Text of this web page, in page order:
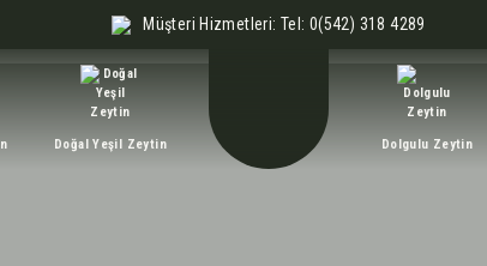
Müşteri Hizmetleri: Tel: 0(542) 318 4289
Doğal Yeşil Zeytin Dolgulu Zeytin